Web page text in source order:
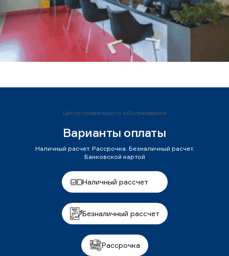
Центр правильного обслуживания
Варианты оплаты
Наличный расчет. Рассрочка. Безналичный расчет.
Банковской картой
Наличный рассчет
Безналичный рассчет
Рассрочка